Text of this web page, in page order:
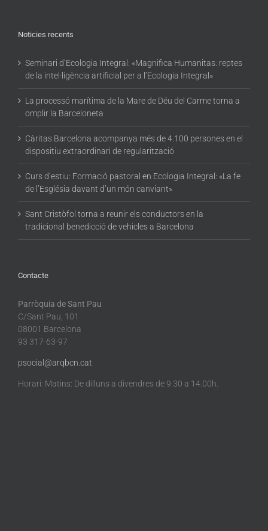
Noticies recents
Seminari d’Ecologia Integral: «Magnifica Humanitas: reptes
de la intel·ligència artificial per a l’Ecologia Integral»
La processó marítima de la Mare de Déu del Carme torna a
omplir la Barceloneta
Càritas Barcelona acompanya més de 4.100 persones en el
dispositiu extraordinari de regularització
Curs d’estiu: Formació pastoral en Ecologia Integral: «La fe
de l’Església davant d’un món canviant»
Sant Cristòfol torna a reunir els conductors en la
tradicional benedicció de vehicles a Barcelona
Contacte
Parròquia de Sant Pau
C/Sant Pau, 101
08001 Barcelona
93 317-63-97
psocial@arqbcn.cat
Horari: Matins: De dilluns a divendres de 9.30 a 14.00h.